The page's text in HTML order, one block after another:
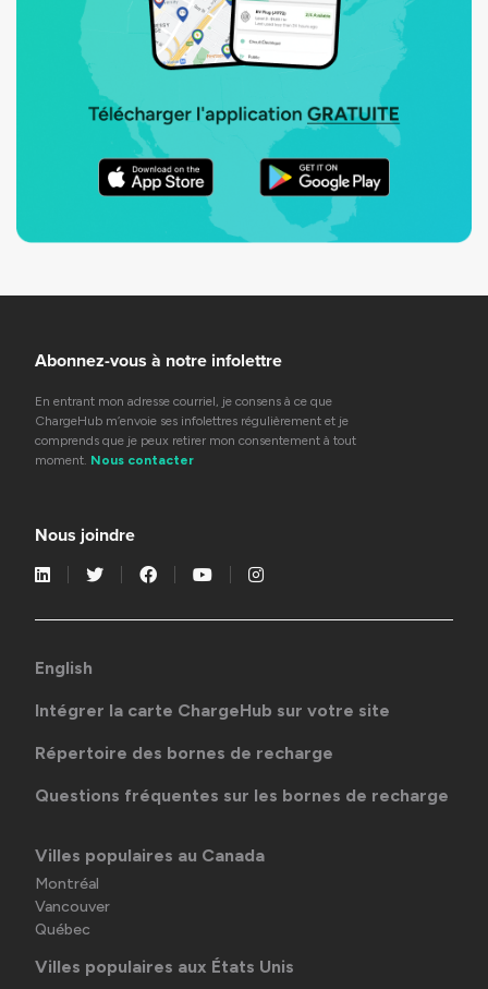
Abonnez-vous à notre infolettre
En entrant mon adresse courriel, je consens à ce que
ChargeHub m’envoie ses infolettres régulièrement et je
comprends que je peux retirer mon consentement à tout
moment. Nous contacter
Nous joindre
English
Intégrer la carte ChargeHub sur votre site
Répertoire des bornes de recharge
Questions fréquentes sur les bornes de recharge
Villes populaires au Canada
Montréal
Vancouver
Québec
Villes populaires aux États Unis